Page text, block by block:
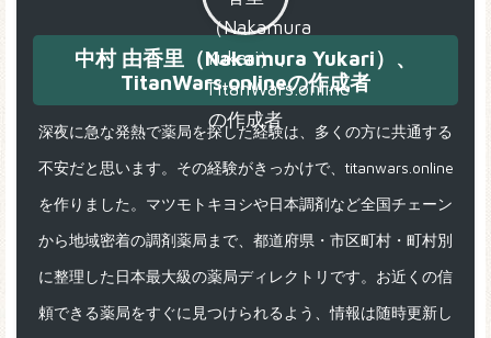
中村 由香里（Nakamura Yukari）、
TitanWars.onlineの作成者
深夜に急な発熱で薬局を探した経験は、多くの方に共通する
不安だと思います。その経験がきっかけで、titanwars.online
を作りました。マツモトキヨシや日本調剤など全国チェーン
から地域密着の調剤薬局まで、都道府県・市区町村・町村別
に整理した日本最大級の薬局ディレクトリです。お近くの信
頼できる薬局をすぐに見つけられるよう、情報は随時更新し